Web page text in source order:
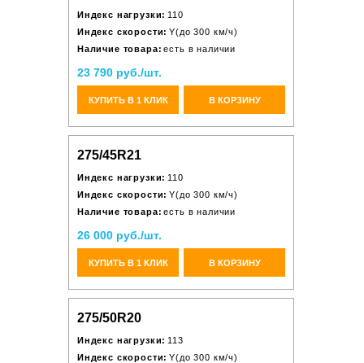
Индекс нагрузки: 110
Индекс скорости: Y(до 300 км/ч)
Наличие товара: есть в наличии
23 790 руб./шт.
КУПИТЬ В 1 КЛИК В КОРЗИНУ
275/45R21
Индекс нагрузки: 110
Индекс скорости: Y(до 300 км/ч)
Наличие товара: есть в наличии
26 000 руб./шт.
КУПИТЬ В 1 КЛИК В КОРЗИНУ
275/50R20
Индекс нагрузки: 113
Индекс скорости: Y(до 300 км/ч)